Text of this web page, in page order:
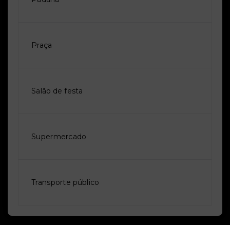
Praça
Salão de festa
Supermercado
Transporte público